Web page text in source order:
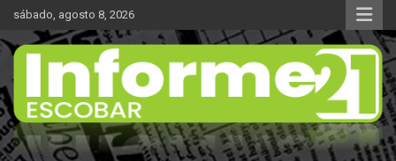
Saltar
contenido
sábado, agosto 8, 2026